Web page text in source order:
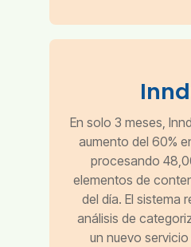
En solo 3 meses,
aumento del 60%
procesando
elementos de
del día. El sistema
análisis de
un nuevo